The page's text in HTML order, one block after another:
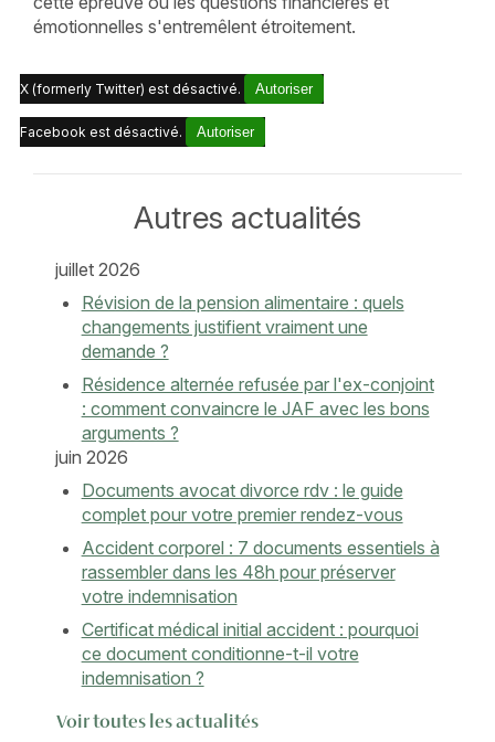
émotionnelles s'entremêlent étroitement.
X (formerly Twitter) est désactivé. Autoriser
Facebook est désactivé. Autoriser
Autres actualités
juillet 2026
Révision de la pension alimentaire : quels
changements justifient vraiment une
demande ?
Résidence alternée refusée par l'ex-conjoint
: comment convaincre le JAF avec les bons
arguments ?
juin 2026
Documents avocat divorce rdv : le guide
complet pour votre premier rendez-vous
Accident corporel : 7 documents essentiels à
rassembler dans les 48h pour préserver
votre indemnisation
Certificat médical initial accident : pourquoi
ce document conditionne-t-il votre
indemnisation ?
Voir toutes les actualités